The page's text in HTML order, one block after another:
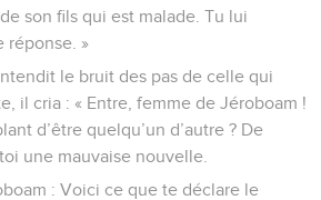
son fils qui est malade. Tu lui
réponse. »
le bruit des pas de celle qui
il cria : « Entre, femme de Jéroboam !
d’être quelqu’un d’autre ? De
une mauvaise nouvelle.
: Voici ce que te déclare le